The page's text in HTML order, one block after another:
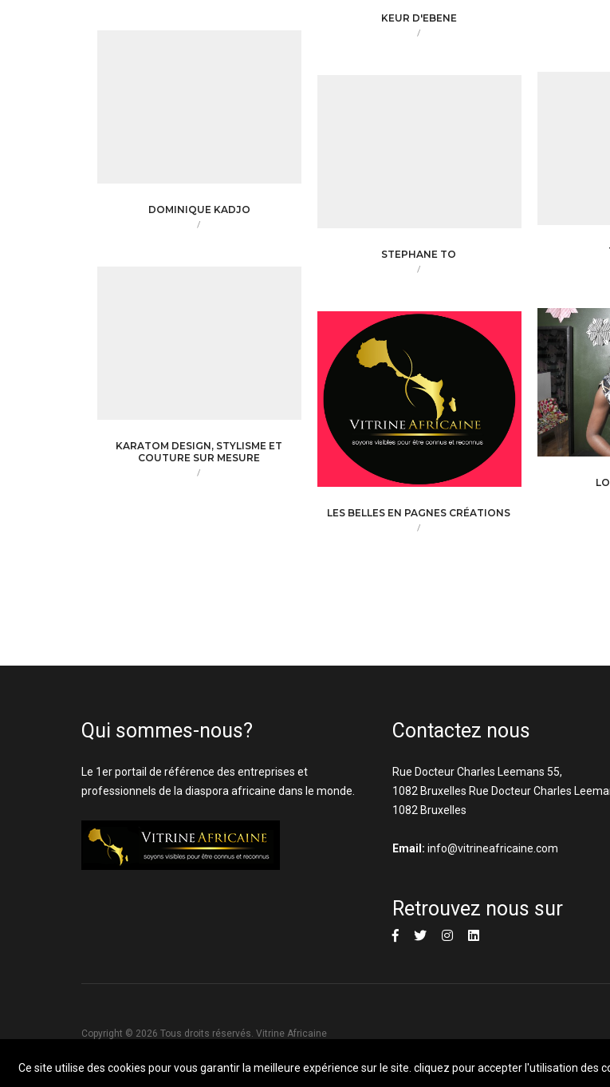
KEUR D'EBENE
/
DOMINIQUE KADJO
/
STEPHANE TO
/
KARATOM DESIGN, STYLISME ET
COUTURE SUR MESURE
/
LES BELLES EN PAGNES CRÉATIONS
/
Ce site utilise des cookies pour vous garantir la meilleure expérience sur le site. cliquez pour accepter l'utilisation des
Qui sommes-nous?
Le 1er portail de référence des entreprises et
professionnels de la diaspora africaine dans le monde.
Contactez nous
Rue Docteur Charles Leemans 55,
1082 Bruxelles Rue Docteur Charles
1082 Bruxelles
Email: info@vitrineafricaine.com
Retrouvez nous sur
Copyright © 2026 Tous droits réservés. Vitrine Africaine